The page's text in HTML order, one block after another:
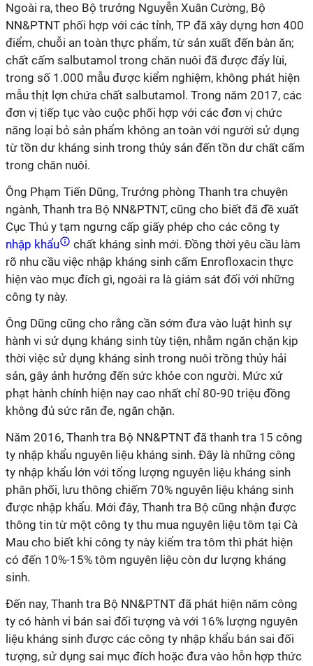
Ngoài ra, theo Bộ trưởng Nguyễn Xuân Cường, Bộ
NN&PTNT phối hợp với các tỉnh, TP đã xây dựng hơn 400
điểm, chuỗi an toàn thực phẩm, từ sản xuất đến bàn ăn;
chất cấm salbutamol trong chăn nuôi đã được đẩy lùi,
trong số 1.000 mẫu được kiểm nghiệm, không phát hiện
mẫu thịt lợn chứa chất salbutamol. Trong năm 2017, các
đơn vị tiếp tục vào cuộc phối hợp với các đơn vị chức
năng loại bỏ sản phẩm không an toàn với người sử dụng
từ tồn dư kháng sinh trong thủy sản đến tồn dư chất cấm
trong chăn nuôi.
Ông Phạm Tiến Dũng, Trưởng phòng Thanh tra chuyên
ngành, Thanh tra Bộ NN&PTNT, cũng cho biết đã đề xuất
Cục Thú y tạm ngưng cấp giấy phép cho các công ty
nhập khẩu
chất kháng sinh mới. Đồng thời yêu cầu làm
rõ nhu cầu việc nhập kháng sinh cấm Enrofloxacin thực
hiện vào mục đích gì, ngoài ra là giám sát đối với những
công ty này.
Ông Dũng cũng cho rằng cần sớm đưa vào luật hình sự
hành vi sử dụng kháng sinh tùy tiện, nhằm ngăn chặn kịp
thời việc sử dụng kháng sinh trong nuôi trồng thủy hải
sản, gây ảnh hưởng đến sức khỏe con người. Mức xử
phạt hành chính hiện nay cao nhất chỉ 80-90 triệu đồng
không đủ sức răn đe, ngăn chặn.
Năm 2016, Thanh tra Bộ NN&PTNT đã thanh tra 15 công
ty nhập khẩu nguyên liệu kháng sinh. Đây là những công
ty nhập khẩu lớn với tổng lượng nguyên liệu kháng sinh
phân phối, lưu thông chiếm 70% nguyên liệu kháng sinh
được nhập khẩu. Mới đây, Thanh tra Bộ cũng nhận được
thông tin từ một công ty thu mua nguyên liệu tôm tại Cà
Mau cho biết khi công ty này kiểm tra tôm thì phát hiện
có đến 10%-15% tôm nguyên liệu còn dư lượng kháng
sinh.
Đến nay, Thanh tra Bộ NN&PTNT đã phát hiện năm công
ty có hành vi bán sai đối tượng và với 16% lượng nguyên
liệu kháng sinh được các công ty nhập khẩu bán sai đối
tượng, sử dụng sai mục đích hoặc đưa vào hỗn hợp thức